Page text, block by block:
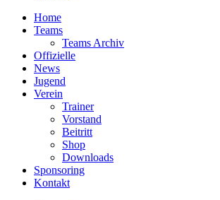
Home
Teams
Teams Archiv
Offizielle
News
Jugend
Verein
Trainer
Vorstand
Beitritt
Shop
Downloads
Sponsoring
Kontakt